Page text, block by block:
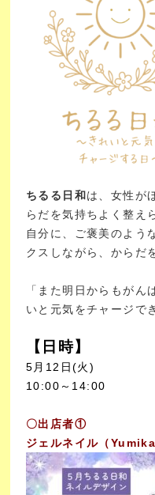
ちるる日和は、女性が
らだを気持ちよく整え
自分に、ご褒美のよう
クスしながら、からだ
「また明日からもがん
いと元気をチャージで
【日時】
5月12日(火)
10:00～14:00
〇出店者①
ジェルネイル（